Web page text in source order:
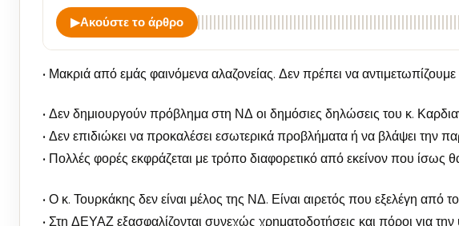
▶Ακούστε το άρθρο
• Μακριά από εμάς φαινόμενα αλαζονείας. Δεν πρέπει να
• Δεν δημιουργούν πρόβλημα στη ΝΔ οι δημόσιες δηλώσεις του κ.
• Δεν επιδιώκει να προκαλέσει εσωτερικά προβλήματα ή να βλάψει την
• Πολλές φορές εκφράζεται με τρόπο διαφορετικό από εκείνον που ίσως
• Ο κ. Τουρκάκης δεν είναι μέλος της ΝΔ. Είναι αιρετός που εξελέγη από
• Στη ΔΕΥΑΖ εξασφαλίζονται συνεχώς χρηματοδοτήσεις και πόροι για